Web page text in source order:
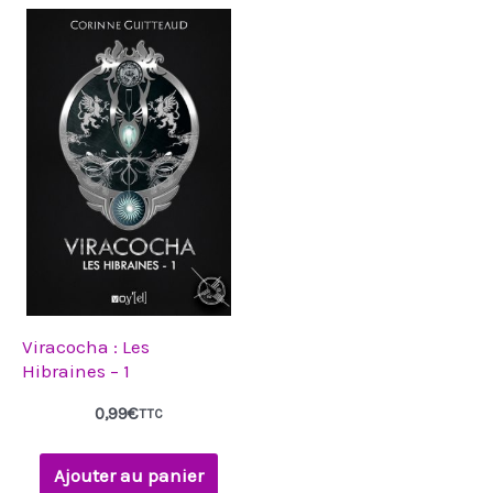
Viracocha : Les
Hibraines – 1
0,99€TTC
Ajouter au panier